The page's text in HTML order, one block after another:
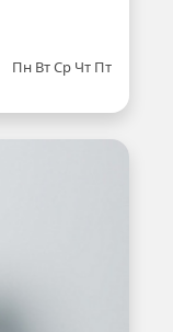
Пн ВтСр Чт Пт